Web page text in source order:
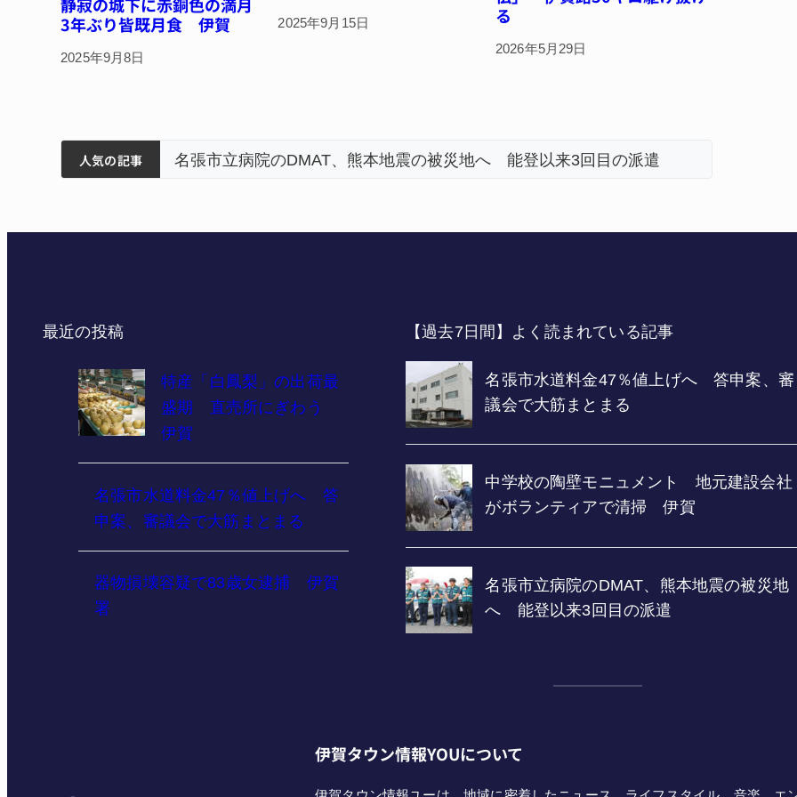
3年ぶり皆既月食 伊賀
2025年9月8日
2025年9月15日
る
2026年5月29日
人気の記事
ィアで清掃 伊賀 名張市立病院のDMAT、熊本地震の被災地へ 能登以来3回目の派遣
最近の投稿
特産「白鳳梨」の出荷最
盛期 直売所にぎわう
伊賀
名張市水道料金47％値上げへ 答
申案、審議会で大筋まとまる
器物損壊容疑で83歳女逮捕 伊賀
署
【過去7日間】よく読まれている記事
伊賀タウン情報YOUについて